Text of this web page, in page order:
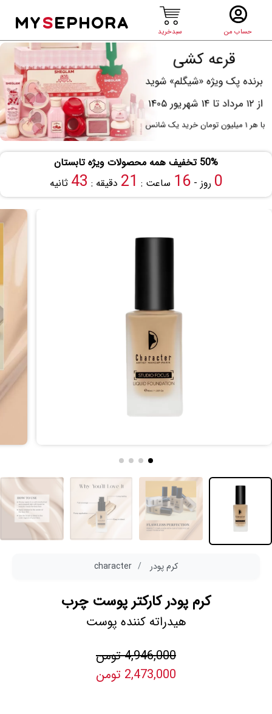
حساب من سبدخرید
MYSEPHORA
50% تخفیف همه محصولات ویژه تابستان
0 روز -16 ساعت : 21 دقیقه : 42 ثانیه
کرم پودر character
کرم پودر کارکتر پوست چرب
هیدراته کننده پوست
4,946,000 تومن
2,473,000 تومن